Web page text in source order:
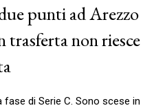
punti ad Arezzo
trasferta non riesce
di Serie C. Sono scese in